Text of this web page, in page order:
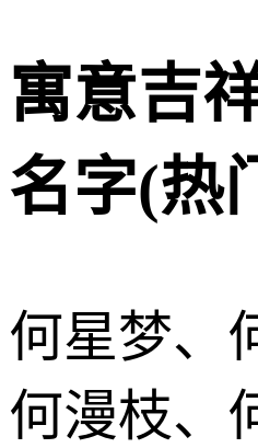
寓意吉
名字(热
何星梦、
何漫枝、